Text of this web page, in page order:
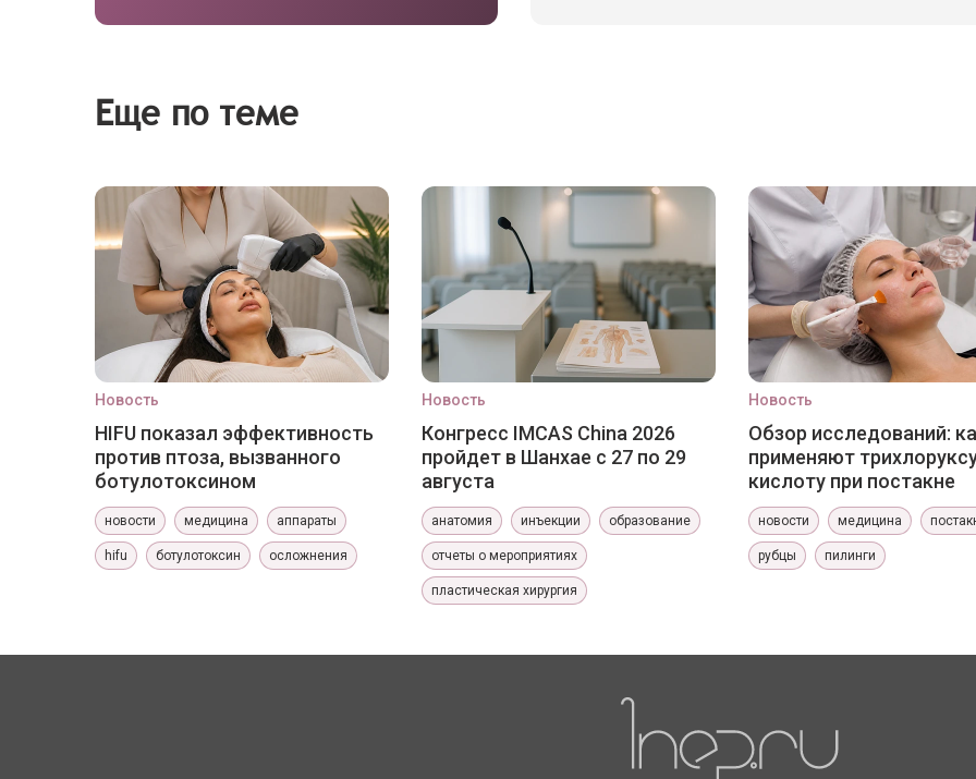
Еще по теме
Новость
HIFU показал эффективность
против птоза, вызванного
ботулотоксином
новости медицина аппараты
hifu ботулотоксин осложнения
Новость
Конгресс IMCAS China 2026
пройдет в Шанхае с 27 по 29
августа
анатомия инъекции образование
отчеты о мероприятиях
пластическая хирургия
Новость
Обзор исследований:
применяют
кислоту при постакне
новости медицина
рубцы пилинги